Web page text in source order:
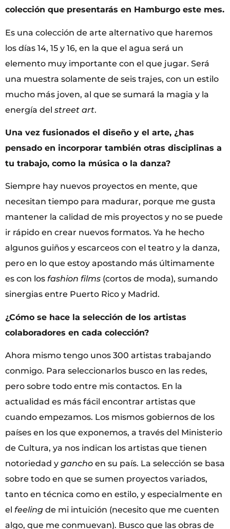
colección que presentarás en Hamburgo este mes.
Es una colección de arte alternativo que haremos
los días 14, 15 y 16, en la que el agua será un
elemento muy importante con el que jugar. Será
una muestra solamente de seis trajes, con un estilo
mucho más joven, al que se sumará la magia y la
energía del street art.
Una vez fusionados el diseño y el arte, ¿has
pensado en incorporar también otras disciplinas a
tu trabajo, como la música o la danza?
Siempre hay nuevos proyectos en mente, que
necesitan tiempo para madurar, porque me gusta
mantener la calidad de mis proyectos y no se puede
ir rápido en crear nuevos formatos. Ya he hecho
algunos guiños y escarceos con el teatro y la danza,
pero en lo que estoy apostando más últimamente
es con los fashion films (cortos de moda), sumando
sinergias entre Puerto Rico y Madrid.
¿Cómo se hace la selección de los artistas
colaboradores en cada colección?
Ahora mismo tengo unos 300 artistas trabajando
conmigo. Para seleccionarlos busco en las redes,
pero sobre todo entre mis contactos. En la
actualidad es más fácil encontrar artistas que
cuando empezamos. Los mismos gobiernos de los
países en los que exponemos, a través del Ministerio
de Cultura, ya nos indican los artistas que tienen
notoriedad y gancho en su país. La selección se basa
sobre todo en que se sumen proyectos variados,
tanto en técnica como en estilo, y especialmente en
el feeling de mi intuición (necesito que me cuenten
algo, que me conmuevan). Busco que las obras de